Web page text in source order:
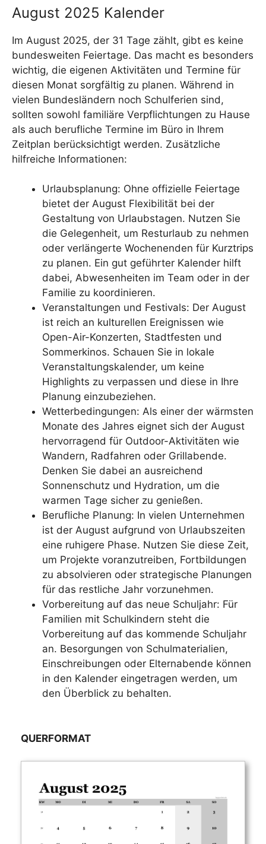
August 2025 Kalender
Im August 2025, der 31 Tage zählt, gibt es keine
bundesweiten Feiertage. Das macht es besonders
wichtig, die eigenen Aktivitäten und Termine für
diesen Monat sorgfältig zu planen. Während in
vielen Bundesländern noch Schulferien sind,
sollten sowohl familiäre Verpflichtungen zu Hause
als auch berufliche Termine im Büro in Ihrem
Zeitplan berücksichtigt werden. Zusätzliche
hilfreiche Informationen:
Urlaubsplanung: Ohne offizielle Feiertage
bietet der August Flexibilität bei der
Gestaltung von Urlaubstagen. Nutzen Sie
die Gelegenheit, um Resturlaub zu nehmen
oder verlängerte Wochenenden für Kurztrips
zu planen. Ein gut geführter Kalender hilft
dabei, Abwesenheiten im Team oder in der
Familie zu koordinieren.
Veranstaltungen und Festivals: Der August
ist reich an kulturellen Ereignissen wie
Open-Air-Konzerten, Stadtfesten und
Sommerkinos. Schauen Sie in lokale
Veranstaltungskalender, um keine
Highlights zu verpassen und diese in Ihre
Planung einzubeziehen.
Wetterbedingungen: Als einer der wärmsten
Monate des Jahres eignet sich der August
hervorragend für Outdoor-Aktivitäten wie
Wandern, Radfahren oder Grillabende.
Denken Sie dabei an ausreichend
Sonnenschutz und Hydration, um die
warmen Tage sicher zu genießen.
Berufliche Planung: In vielen Unternehmen
ist der August aufgrund von Urlaubszeiten
eine ruhigere Phase. Nutzen Sie diese Zeit,
um Projekte voranzutreiben, Fortbildungen
zu absolvieren oder strategische Planungen
für das restliche Jahr vorzunehmen.
Vorbereitung auf das neue Schuljahr: Für
Familien mit Schulkindern steht die
Vorbereitung auf das kommende Schuljahr
an. Besorgungen von Schulmaterialien,
Einschreibungen oder Elternabende können
in den Kalender eingetragen werden, um
den Überblick zu behalten.
QUERFORMAT